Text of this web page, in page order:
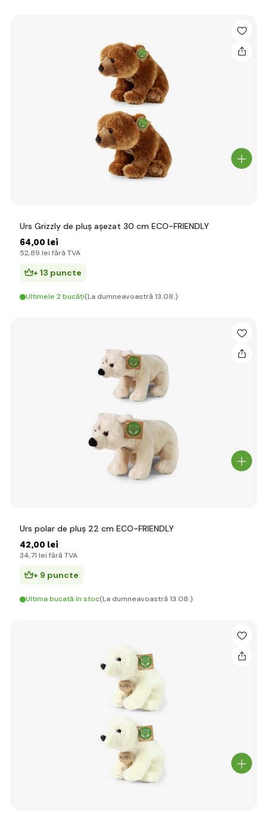
Urs Grizzly de pluș așezat 30 cm ECO-FRIENDLY
64,00 lei
52,89 lei fără TVA
+ 13 puncte
Ultimele 2 bucăți(La dumneavoastră 13.08.)
Urs polar de pluș 22 cm ECO-FRIENDLY
42,00 lei
34,71 lei fără TVA
+ 9 puncte
Ultima bucată în stoc(La dumneavoastră 13.08.)